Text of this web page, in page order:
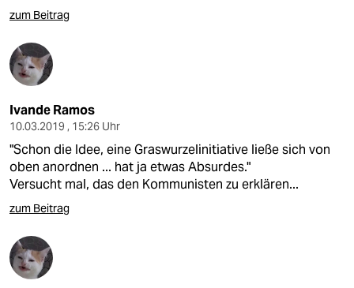
zum Beitrag
Ivande Ramos
10.03.2019 , 15:26 Uhr
"Schon die Idee, eine Graswurzelinitiative ließe sich von
oben anordnen ... hat ja etwas Absurdes."
Versucht mal, das den Kommunisten zu erklären...
zum Beitrag